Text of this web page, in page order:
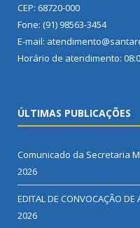
CEP: 68720-000
Fone: (91) 98563-3454
E-mail:
Horário de atendimento:
ÚLTIMAS PUBLICAÇÕES
Comunicado da Secretaria
2026
EDITAL DE CONVOCAÇÃO DE
2026